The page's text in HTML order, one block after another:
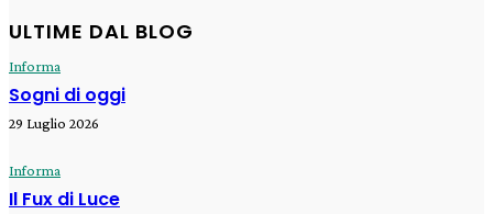
ULTIME DAL BLOG
Informa
Sogni di oggi
29 Luglio 2026
Informa
Il Fux di Luce